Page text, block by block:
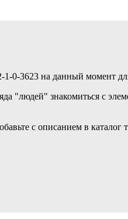
1-0-3623 на данный момент
"людей" знакомиться с
с описанием в каталог